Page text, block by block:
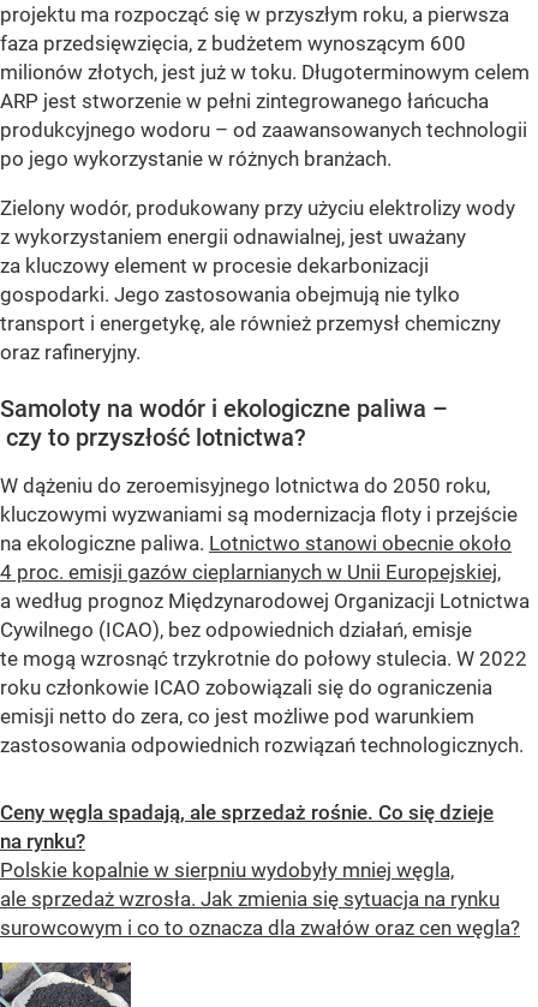
projektu ma rozpocząć się w przyszłym roku, a pierwsza
faza przedsięwzięcia, z budżetem wynoszącym 600
milionów złotych, jest już w toku. Długoterminowym celem
ARP jest stworzenie w pełni zintegrowanego łańcucha
produkcyjnego wodoru – od zaawansowanych technologii
po jego wykorzystanie w różnych branżach.
Zielony wodór, produkowany przy użyciu elektrolizy wody
z wykorzystaniem energii odnawialnej, jest uważany
za kluczowy element w procesie dekarbonizacji
gospodarki. Jego zastosowania obejmują nie tylko
transport i energetykę, ale również przemysł chemiczny
oraz rafineryjny.
Samoloty na wodór i ekologiczne paliwa –
czy to przyszłość lotnictwa?
W dążeniu do zeroemisyjnego lotnictwa do 2050 roku,
kluczowymi wyzwaniami są modernizacja floty i przejście
na ekologiczne paliwa. Lotnictwo stanowi obecnie około
4 proc. emisji gazów cieplarnianych w Unii Europejskiej,
a według prognoz Międzynarodowej Organizacji Lotnictwa
Cywilnego (ICAO), bez odpowiednich działań, emisje
te mogą wzrosnąć trzykrotnie do połowy stulecia. W 2022
roku członkowie ICAO zobowiązali się do ograniczenia
emisji netto do zera, co jest możliwe pod warunkiem
zastosowania odpowiednich rozwiązań technologicznych.
Ceny węgla spadają, ale sprzedaż rośnie. Co się dzieje
na rynku?
Polskie kopalnie w sierpniu wydobyły mniej węgla,
ale sprzedaż wzrosła. Jak zmienia się sytuacja na rynku
surowcowym i co to oznacza dla zwałów oraz cen węgla?